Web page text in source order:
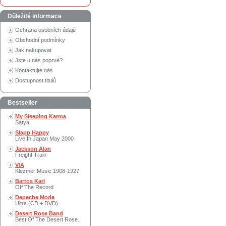
Důležité informace
Ochrana osobních údajů
Obchodní podmínky
Jak nakupovat
Jste u nás poprvé?
Kontaktujte nás
Dostupnost titulů
Bestseller
My Sleeping Karma
Satya
Slapp Happy
Live In Japan May 2000
Jackson Alan
Freight Train
V/A
Klezmer Music 1908-1927
Bartos Karl
Off The Record
Depeche Mode
Ultra (CD + DVD)
Desert Rose Band
Best Of The Desert Rose..